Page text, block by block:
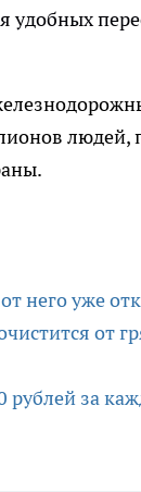
удобных
людей,
него уже
от
за